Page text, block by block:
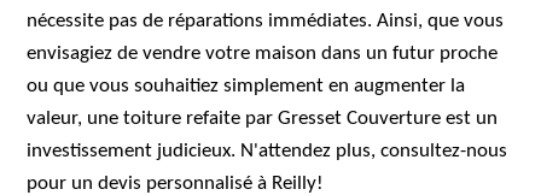
nécessite pas de réparations immédiates. Ainsi, que vous
envisagiez de vendre votre maison dans un futur proche
ou que vous souhaitiez simplement en augmenter la
valeur, une toiture refaite par Gresset Couverture est un
investissement judicieux. N'attendez plus, consultez-nous
pour un devis personnalisé à Reilly!